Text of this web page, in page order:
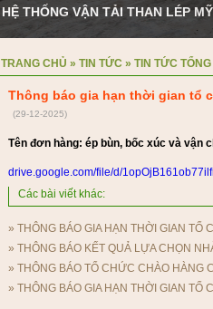
HỆ THỐNG VẬN TẢI THAN LÉP
TRANG CHỦ » TIN TỨC » TIN TỨC
Thông báo gia hạn thời gian tổ
(29-12-2025)
Tên đơn hàng: ép bùn, bốc xúc và vận
drive.google.com/file/d/
Các bài viết khác:
» THÔNG BÁO GIA HẠN THỜI GIAN TỔ
» THÔNG BÁO KẾT QUẢ LỰA CHỌN
» THÔNG BÁO TỔ CHỨC CHÀO HÀNG
» THÔNG BÁO GIA HẠN THỜI GIAN TỔ